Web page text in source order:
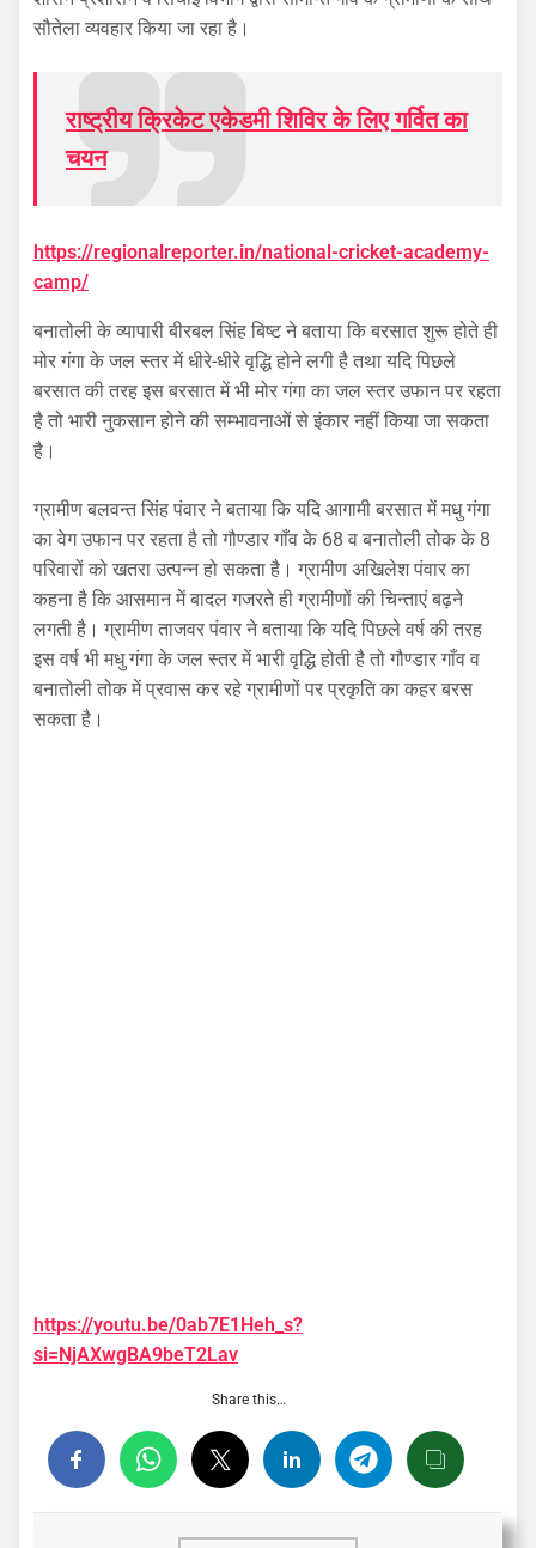
सौतेला व्यवहार किया जा रहा है।
राष्ट्रीय क्रिकेट एकेडमी शिविर के लिए गर्वित का
चयन
https://regionalreporter.in/national-cricket-academy-
camp/
बनातोली के व्यापारी बीरबल सिंह बिष्ट ने बताया कि बरसात शुरू होते ही
मोर गंगा के जल स्तर में धीरे-धीरे वृद्धि होने लगी है तथा यदि पिछले
बरसात की तरह इस बरसात में भी मोर गंगा का जल स्तर उफान पर रहता
है तो भारी नुकसान होने की सम्भावनाओं से इंकार नहीं किया जा सकता
है।
ग्रामीण बलवन्त सिंह पंवार ने बताया कि यदि आगामी बरसात में मधु गंगा
का वेग उफान पर रहता है तो गौण्डार गाँव के 68 व बनातोली तोक के 8
परिवारों को खतरा उत्पन्न हो सकता है। ग्रामीण अखिलेश पंवार का
कहना है कि आसमान में बादल गजरते ही ग्रामीणों की चिन्ताएं बढ़ने
लगती है। ग्रामीण ताजवर पंवार ने बताया कि यदि पिछले वर्ष की तरह
इस वर्ष भी मधु गंगा के जल स्तर में भारी वृद्धि होती है तो गौण्डार गाँव व
बनातोली तोक में प्रवास कर रहे ग्रामीणों पर प्रकृति का कहर बरस
सकता है।
https://youtu.be/0ab7E1Heh_s?
si=NjAXwgBA9beT2Lav
Share this…